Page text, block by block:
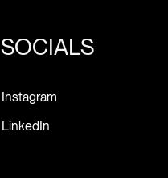
SOCIALS
Instagram
LinkedIn